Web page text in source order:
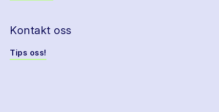
Kontakt oss
Tips oss!